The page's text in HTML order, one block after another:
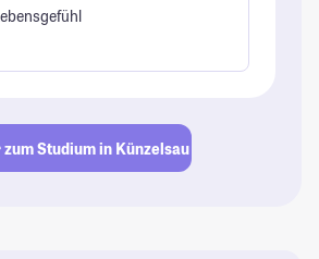
Studium in Künzelsau